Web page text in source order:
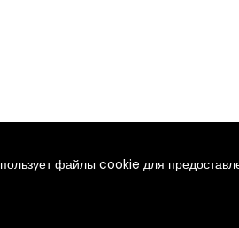
файлы cookie для